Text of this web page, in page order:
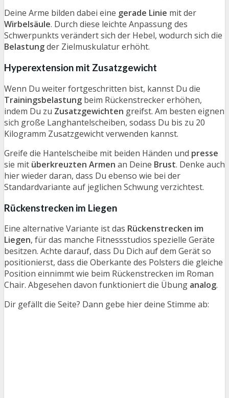
Deine Arme bilden dabei eine gerade Linie mit der
Wirbelsäule. Durch diese leichte Anpassung des
Schwerpunkts verändert sich der Hebel, wodurch sich die
Belastungder Zielmuskulatur erhöht.
Hyperextension mit Zusatzgewicht
Wenn Du weiter fortgeschritten bist, kannst Du die
Trainingsbelastung beim Rückenstrecker erhöhen,
indem Du zu Zusatzgewichten greifst. Am besten eignen
sich große Langhantelscheiben, sodass Du bis zu 20
Kilogramm Zusatzgewicht verwenden kannst.
Greife die Hantelscheibe mit beiden Händen und presse
sie mit überkreuzten Armen an Deine Brust. Denke auch
hier wieder daran, dass Du ebenso wie bei der
Standardvariante auf jeglichen Schwung verzichtest.
Rückenstrecken im Liegen
Eine alternative Variante ist das Rückenstrecken im
Liegen, für das manche Fitnessstudios spezielle Geräte
besitzen. Achte darauf, dass Du Dich auf dem Gerät so
positionierst, dass die Oberkante des Polsters die gleiche
Position einnimmt wie beim Rückenstrecken im Roman
Chair. Abgesehen davon funktioniert die Übung analog.
Dir gefällt die Seite? Dann gebe hier deine Stimme ab: